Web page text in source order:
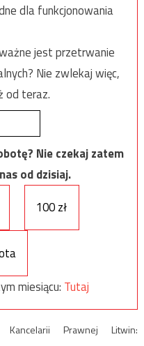
dla funkcjonowania
jest przetrwanie
Nie zwlekaj więc,
od teraz.
Nie czekaj zatem
od dzisiaj.
100 zł
miesiącu: Tutaj
Prawnej Litwin: